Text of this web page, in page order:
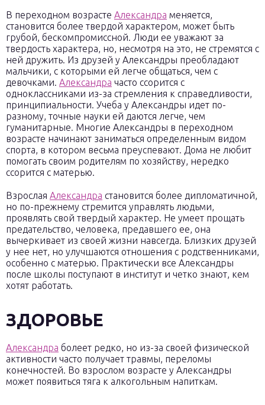
В переходном возрасте Александра меняется,
становится более твердой характером, может быть
грубой, бескомпромиссной. Люди ее уважают за
твердость характера, но, несмотря на это, не стремятся с
ней дружить. Из друзей у Александры преобладают
мальчики, с которыми ей легче общаться, чем с
девочками. Александра часто ссорится с
одноклассниками из-за стремления к справедливости,
принципиальности. Учеба у Александры идет по-
разному, точные науки ей даются легче, чем
гуманитарные. Многие Александры в переходном
возрасте начинают заниматься определенным видом
спорта, в котором весьма преуспевают. Дома не любит
помогать своим родителям по хозяйству, нередко
ссорится с матерью.
Взрослая Александра становится более дипломатичной,
но по-прежнему стремится управлять людьми,
проявлять свой твердый характер. Не умеет прощать
предательство, человека, предавшего ее, она
вычеркивает из своей жизни навсегда. Близких друзей
у нее нет, но улучшаются отношения с родственниками,
особенно с матерью. Практически все Александры
после школы поступают в институт и четко знают, кем
хотят работать.
ЗДОРОВЬЕ
Александра болеет редко, но из-за своей физической
активности часто получает травмы, переломы
конечностей. Во взрослом возрасте у Александры
может появиться тяга к алкогольным напиткам.